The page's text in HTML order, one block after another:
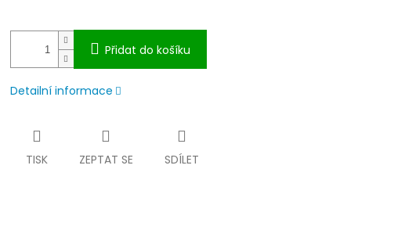
Přidat do košíku
Detailní informace
TISK ZEPTAT SE SDÍLET